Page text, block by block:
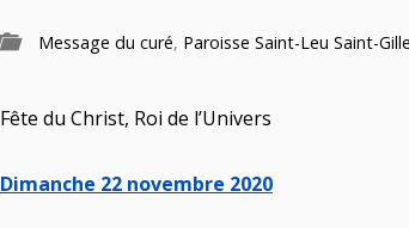
Message du curé, Paroisse Saint-Leu Saint-
Fête du Christ, Roi de l’Univers
Dimanche 22 novembre 2020